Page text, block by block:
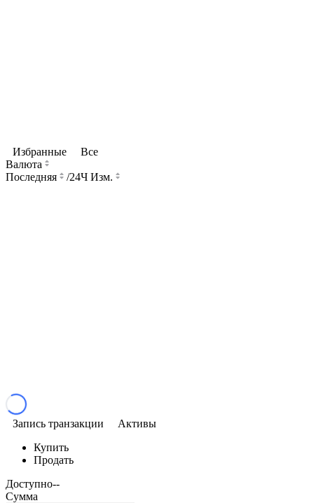
Избранные
Все
Валюта
Последняя
/24Ч Изм.
Запись транзакции
Активы
Купить
Продать
Доступно--
Сумма